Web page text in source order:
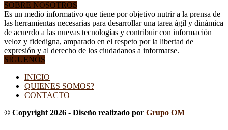
SOBRE NOSOTROS
Es un medio informativo que tiene por objetivo nutrir a la prensa de
las herramientas necesarias para desarrollar una tarea ágil y dinámica
de acuerdo a las nuevas tecnologías y contribuir con información
veloz y fidedigna, amparado en el respeto por la libertad de
expresión y al derecho de los ciudadanos a informarse.
SÍGUENOS
INICIO
QUIENES SOMOS?
CONTACTO
© Copyright 2026 - Diseño realizado por Grupo OM